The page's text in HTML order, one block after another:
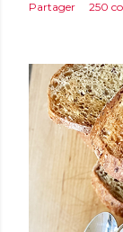
Partager 250